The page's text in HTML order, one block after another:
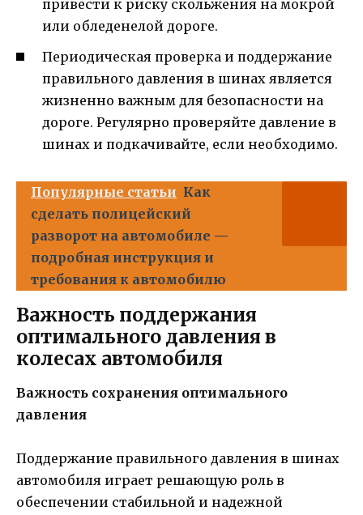
привести к риску скольжения на мокрой
или обледенелой дороге.
Периодическая проверка и поддержание
правильного давления в шинах является
жизненно важным для безопасности на
дороге. Регулярно проверяйте давление в
шинах и подкачивайте, если необходимо.
Популярные статьи Как
сделать полицейский
разворот на автомобиле —
подробная инструкция и
требования к автомобилю
Важность поддержания
оптимального давления в
колесах автомобиля
Важность сохранения оптимального
давления
Поддержание правильного давления в шинах
автомобиля играет решающую роль в
обеспечении стабильной и надежной